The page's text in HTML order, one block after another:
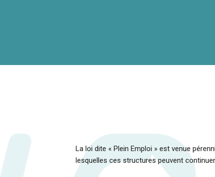
La loi dite « Plein Emploi » est venue
lesquelles ces structures peuvent